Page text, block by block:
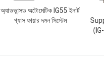
অ্যাডভান্সড অটোমেটিক IG55 ইনার্ট
গ্যাস ফায়ার দমন সিস্টেম